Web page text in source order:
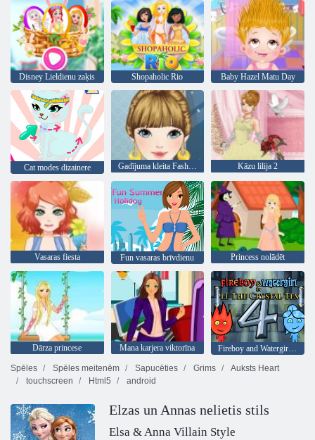
Disney Lieldienu zaķis Shopaholic Rio Baby Hazel Matu Day
Cat modes dizainere Gadījuma kleita Fashion Kāzu lilija 2
Vasaras fiesta Fun vasaras brīvdienu Princess nolādēt
Dārza princese Mana karjera viktorīna
Fireboy and Watergirl 4: Kristāla templis
Spēles
Spēles meitenēm Sapucēties Grims
Auksts Heart
touchscreen
Html5 android
Elzas un Annas nelietis stils
Elsa & Anna Villain Style